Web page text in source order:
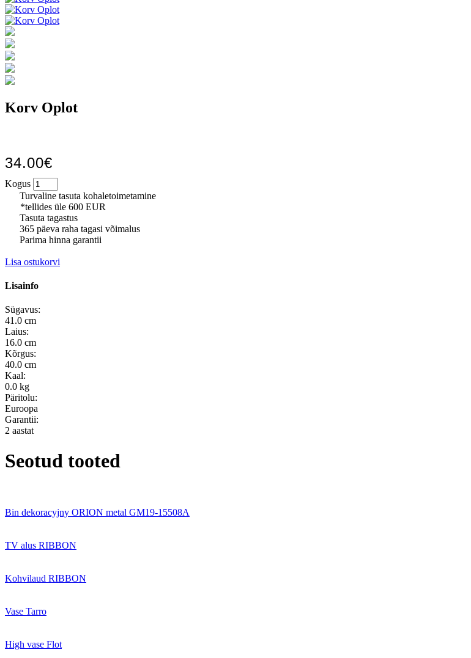
Korv Oplot
34.00€
Kogus
Turvaline tasuta kohaletoimetamine
*tellides üle 600 EUR
Tasuta tagastus
365 päeva raha tagasi võimalus
Parima hinna garantii
Lisa ostukorvi
Lisainfo
Sügavus:
41.0 cm
Laius:
16.0 cm
Kõrgus:
40.0 cm
Kaal:
0.0 kg
Päritolu:
Euroopa
Garantii:
2 aastat
Seotud tooted
Bin dekoracyjny ORION metal GM19-15508A
TV alus RIBBON
Kohvilaud RIBBON
Vase Tarro
High vase Flot